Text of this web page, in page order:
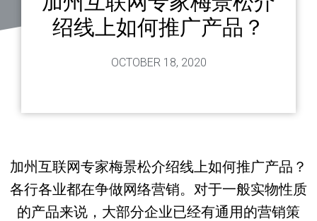
绍线上如何推广产品？
OCTOBER 18, 2020
加州互联网专家梅景松介绍线上如何推广产品？
各行各业都在争做网络营销。对于一般实物性质
的产品来说，大部分企业已经有通用的营销策